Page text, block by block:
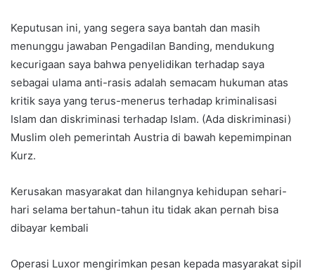
Keputusan ini, yang segera saya bantah dan masih
menunggu jawaban Pengadilan Banding, mendukung
kecurigaan saya bahwa penyelidikan terhadap saya
sebagai ulama anti-rasis adalah semacam hukuman atas
kritik saya yang terus-menerus terhadap kriminalisasi
Islam dan diskriminasi terhadap Islam. (Ada diskriminasi)
Muslim oleh pemerintah Austria di bawah kepemimpinan
Kurz.
Kerusakan masyarakat dan hilangnya kehidupan sehari-
hari selama bertahun-tahun itu tidak akan pernah bisa
dibayar kembali
Operasi Luxor mengirimkan pesan kepada masyarakat sipil